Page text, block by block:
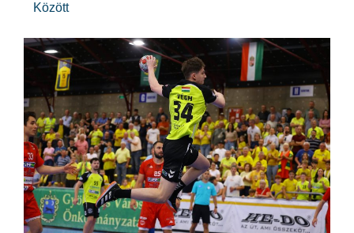
Között